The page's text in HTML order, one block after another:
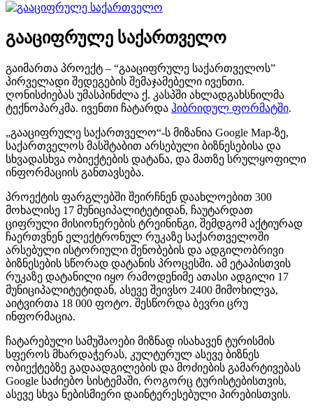
გააციფრულე საქართველო
გაიმართა პროექტ – “გააციფრულე საქართველოს”
პირველადი შედეგების შემაჯამებელი ივენთი.
ღონისძიებას უმასპინძლა ქ. კასპში ახლადგახსნილმა
ტექნოპარკმა. ივენთი ჩატარდა ჰიბრიდულ ფორმატში.
„გააციფრულე საქართველო“-ს მიზანია Google Map-ზე,
საქართველოს მასშტაბით არსებული ბიზნესებისა და
სხვადასხვა ობიექტების დატანა, და მათზე სრულყოფილი
ინფორმაციის განთავსება.
პროექტის ფარგლებში შეირჩნენ დაახლოებით 300
მოხალისე 17 მუნიციპალიტეტიდან, ჩაუტარდათ
ციფრული მისიონერების ტრეინინგი, შემდგომ აქტიურად
ჩაერთვნენ ელექტრონულ რუკაზე საქართველოში
არსებული ისტორიული შენობების და ადგილობრივი
ბიზნესების სწორად დატანის პროცესში. ამ ეტაპისთვის
რუკაზე დატანილი იყო რამოდენიმე ათასი ადგილი 17
მუნიციპალიტეტიდან, ასევე შეივსო 2400 მიმოხილვა,
აიტვირთა 18 000 ფოტო. შესწორდა ბევრი ცრუ
ინფორმაცია.
ჩატარებული სამუშაოები მიზნად ისახავენ ტურისმის
სფეროს მხარდაჭერას, კულტურულ ასევე ბიზნეს
ობიექტებზე გადაადგილების და მოძიების გამარტივებას
Google საძიებო სისტემაში, როგორც ტურისტებისთვის,
ასევე სხვა ნებისმიერი დაინტერესებული პირებისთვის.